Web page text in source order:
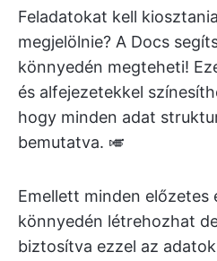
Feladatokat kell
megjelölnie? A Docs
könnyedén megteheti!
és alfejezetekkel
hogy minden adat
bemutatva. 🎺
Emellett minden előzetes
könnyedén létrehozhat
biztosítva ezzel az